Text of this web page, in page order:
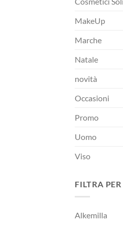
MakeUp
Marche
Natale
novità
Occasioni
Promo
Uomo
Viso
FILTRA
Alkemilla